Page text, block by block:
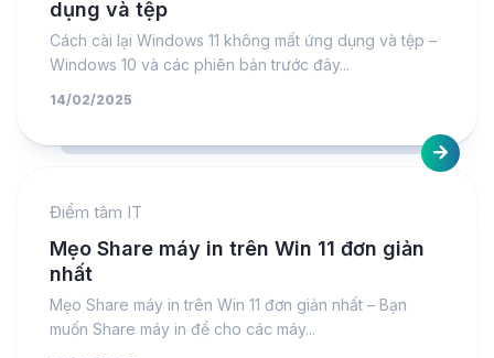
dụng và tệp
Cách cài lại Windows 11 không mất ứng dụng và tệp –
Windows 10 và các phiên bản trước đây...
14/02/2025
Điểm tâm IT
Mẹo Share máy in trên Win 11 đơn giản
nhất
Mẹo Share máy in trên Win 11 đơn giản nhất – Bạn
muốn Share máy in để cho các máy...